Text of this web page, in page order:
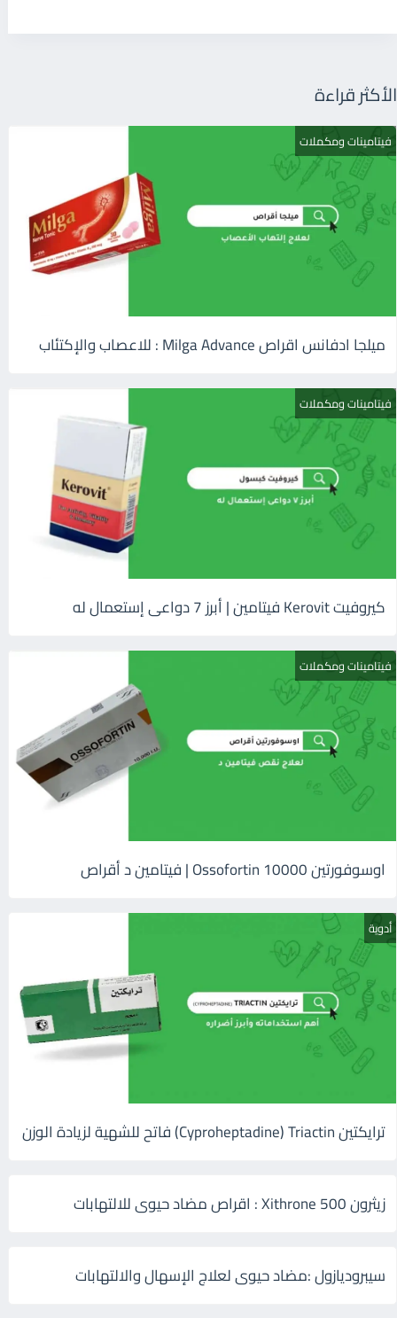
الأكثر قراءة
فيتامينات ومكملات
ميلجا ادفانس اقراص Milga Advance : للاعصاب والإكتئاب
فيتامينات ومكملات
كيروفيت Kerovit فيتامين | أبرز 7 دواعى إستعمال له
فيتامينات ومكملات
اوسوفورتين 10000 Ossofortin | فيتامين د أقراص
أدوية
ترايكتين Cyproheptadine) Triactin) فاتح للشهية لزيادة الوزن
زيثرون 500 Xithrone : اقراص مضاد حيوى للالتهابات
سيبروديازول :مضاد حيوى لعلاج الإسهال والالتهابات